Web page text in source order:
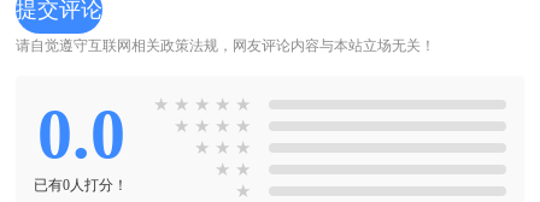
请自觉遵守互联网相关政策法规，网友评论内容与本站立场无关！
0.0
已有0人打分！
★ ★ ★ ★ ★
★ ★ ★ ★
★ ★ ★
★ ★
★